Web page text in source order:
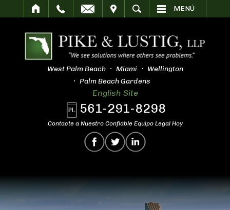
BUSCAR MENÚ
West Palm Beach Miami
Wellington
Palm Beach Gardens
English Site
561-291-8298
Contacte a Nuestro Confiable Equipo Legal Hoy